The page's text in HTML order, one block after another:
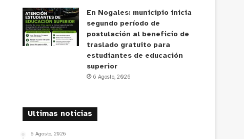
En Nogales: municipio inicia
segundo período de
postulación al beneficio de
traslado gratuito para
estudiantes de educación
superior
6 Agosto, 2026
Ultimas noticias
6 Agosto, 2026